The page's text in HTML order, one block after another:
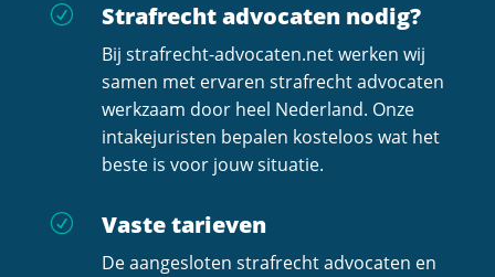
R Strafrecht advocaten nodig?
Bij strafrecht-advocaten.net werken wij
samen met ervaren strafrecht advocaten
werkzaam door heel Nederland. Onze
intakejuristen bepalen kosteloos wat het
beste is voor jouw situatie.
R Vaste tarieven
De aangesloten strafrecht advocaten en